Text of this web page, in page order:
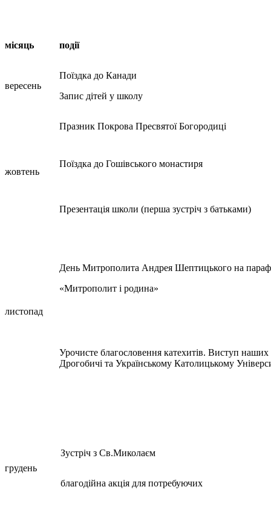
місяць події
вересень
Поїздка до Канади
Запис дітей у школу
жовтень
Празник Покрова Пресвятої Богородиці
Поїздка до Гошівського монастиря
Презентація школи (перша зустріч з батьками)
листопад
День Митрополита Андрея Шептицького на
«Митрополит і родина»
Урочисте благословення катехитів. Виступ наших
Дрогобичі та Українському Католицькому
грудень
Зустріч з Св.Миколаєм
благодійна акція для потребуючих